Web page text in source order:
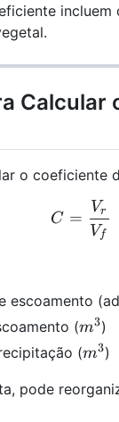
Calcular
o coeficiente
C
C =
Vf
Vr
escoamento
(m^3
m3)
(m^3
m3)
pode